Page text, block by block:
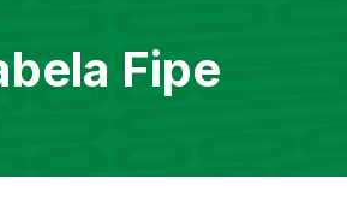
Fipe